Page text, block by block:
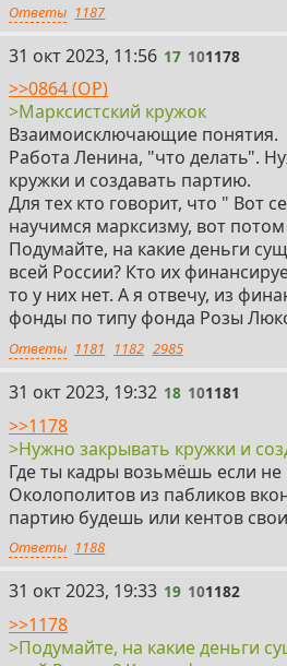
Ответы 1187
17
31 окт 2023, 11:56 17 101178
>>0864 (OP)
>Марксистский кружок
Взаимоисключающие понятия.
Работа Ленина, "что делать".
кружки и создавать партию.
Для тех кто говорит, что " Вот
научимся марксизму, вот
Подумайте, на какие деньги
всей России? Кто их
то у них нет. А я отвечу, из
фонды по типу фонда Розы
Ответы 1181 1182 2985
18
31 окт 2023, 19:32 18 101181
>>1178
>Нужно закрывать кружки и
Где ты кадры возьмёшь если не
Околополитов из пабликов
партию будешь или кентов
Ответы 1188
19
31 окт 2023, 19:33 19 101182
>>1178
>Подумайте, на какие деньги